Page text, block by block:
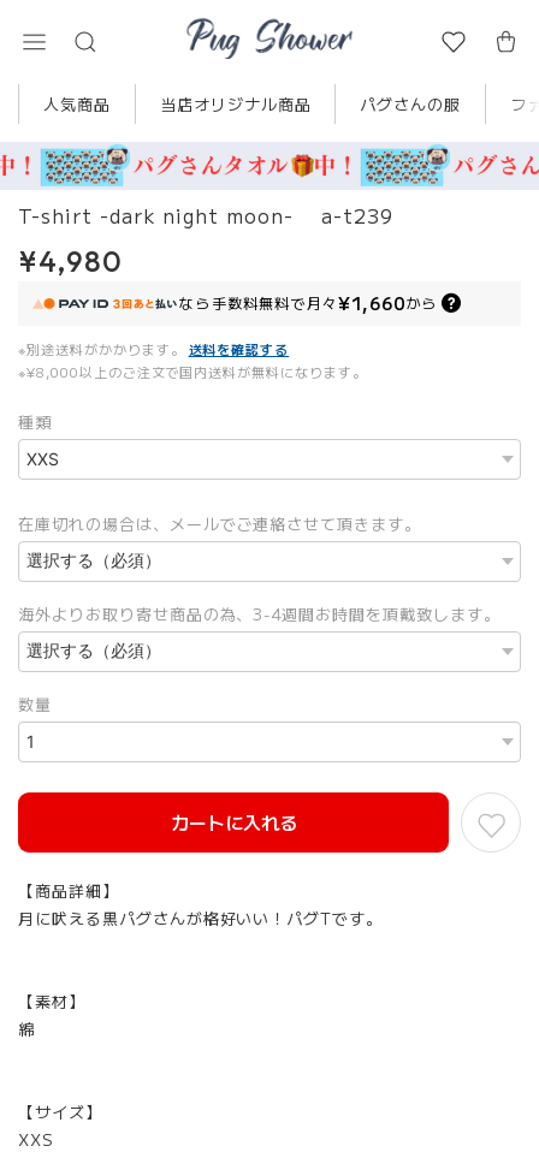
人気商品 当店オリジナル商品 パグさんの服 フ
T-shirt -dark night moon- a-t239
¥4,980
なら 手数料無料で月々¥1,660から
※別途送料がかかります。
送料を確認する
※¥8,000以上のご注文で国内送料が無料になります。
種類
在庫切れの場合は、メールでご連絡させて頂きます。
海外よりお取り寄せ商品の為、3-4週間お時間を頂戴致します。
数量
カートに入れる
【商品詳細】
月に吠える黒パグさんが格好いい！パグTです。
【素材】
綿
【サイズ】
XXS